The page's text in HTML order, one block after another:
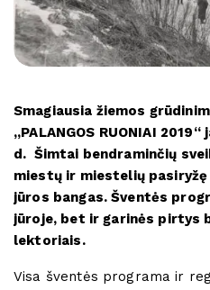
Smagiausia žiemos
,,PALANGOS RUONIAI 2019“
d. Šimtai bendraminčių
miestų ir miestelių
jūros bangas. Šventės
jūroje, bet ir garinės pirtys
lektoriais.
Visa šventės programa ir